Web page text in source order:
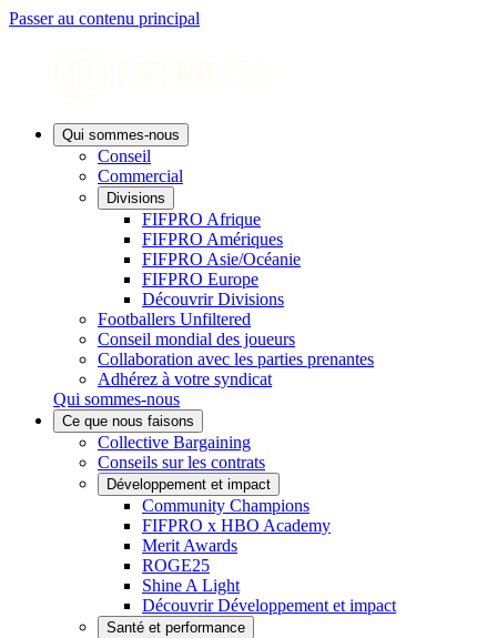
Passer au contenu principal
Qui sommes-nous
Conseil
Commercial
Divisions
FIFPRO Afrique
FIFPRO Amériques
FIFPRO Asie/Océanie
FIFPRO Europe
Découvrir Divisions
Footballers Unfiltered
Conseil mondial des joueurs
Collaboration avec les parties prenantes
Adhérez à votre syndicat
Qui sommes-nous
Ce que nous faisons
Collective Bargaining
Conseils sur les contrats
Développement et impact
Community Champions
FIFPRO x HBO Academy
Merit Awards
ROGE25
Shine A Light
Découvrir Développement et impact
Santé et performance